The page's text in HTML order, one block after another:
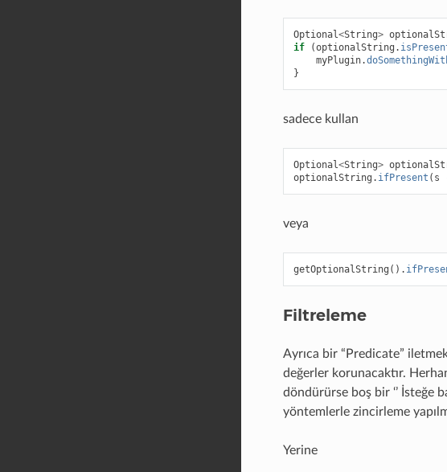
Optional<String>
if
(optionalString .
myPlugin.
}
sadece kullan
Optional<String>
optionalString . ifPresent ( s
veya
getOptionalString ().
Filtreleme
Ayrıca bir “Predicate”
değerler korunacaktır.
döndürürse boş bir ‘’ İsteğe
yöntemlerle zincirleme
Yerine